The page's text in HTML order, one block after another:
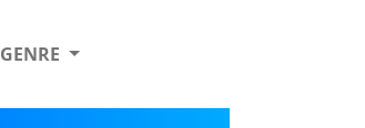
GENRE